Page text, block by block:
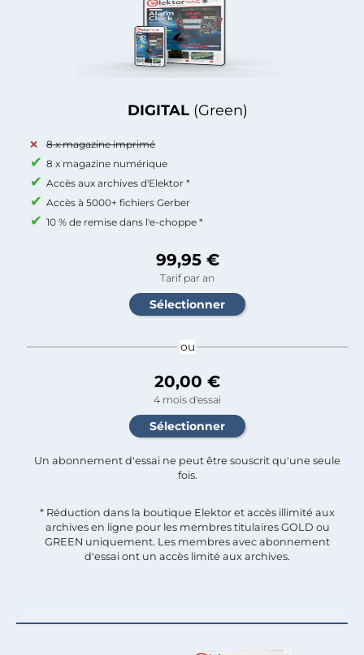
DIGITAL (Green)
8 x magazine imprimé
8 x magazine numérique
Accès aux archives d'Elektor *
Accès à 5000+ fichiers Gerber
10 % de remise dans l'e-choppe *
99,95 €
Tarif par an
ou
20,00 €
4 mois d'essai
Un abonnement d'essai ne peut être souscrit qu'une seule
fois.​
* Réduction dans la boutique Elektor et accès illimité aux
archives en ligne pour les membres titulaires GOLD ou
GREEN uniquement. Les membres avec abonnement
d'essai ont un accès limité aux archives.